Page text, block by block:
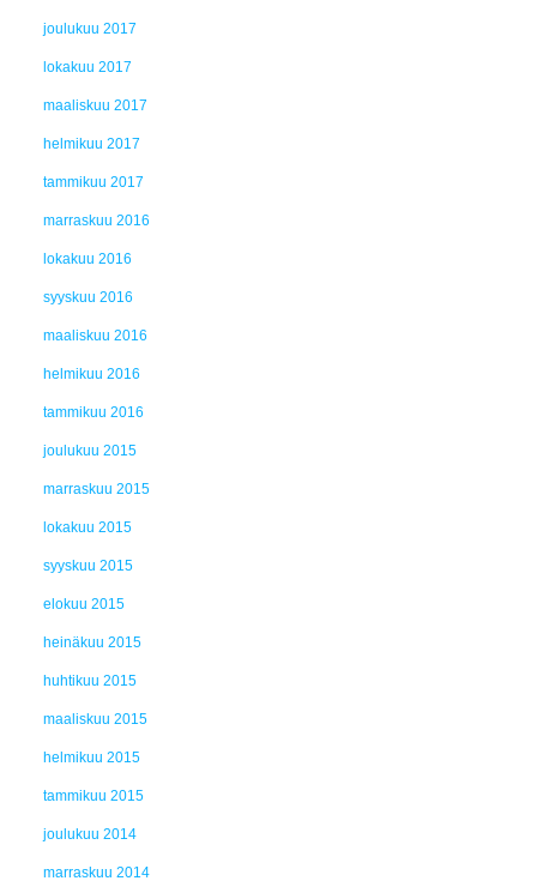
joulukuu 2017
lokakuu 2017
maaliskuu 2017
helmikuu 2017
tammikuu 2017
marraskuu 2016
lokakuu 2016
syyskuu 2016
maaliskuu 2016
helmikuu 2016
tammikuu 2016
joulukuu 2015
marraskuu 2015
lokakuu 2015
syyskuu 2015
elokuu 2015
heinäkuu 2015
huhtikuu 2015
maaliskuu 2015
helmikuu 2015
tammikuu 2015
joulukuu 2014
marraskuu 2014